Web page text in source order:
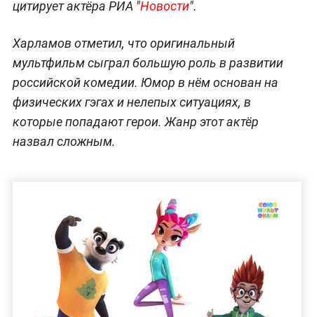
цитирует актёра РИА "Новости".
Харламов отметил, что оригинальный
мультфильм сыграл большую роль в развитии
российской комедии. Юмор в нём основан на
физических гэгах и нелепых ситуациях, в
которые попадают герои. Жанр этот актёр
назвал сложным.